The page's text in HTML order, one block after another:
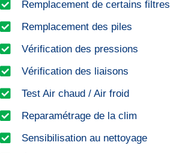
Remplacement de certains filtres
Remplacement des piles
Vérification des pressions
Vérification des liaisons
Test Air chaud / Air froid
Reparamétrage de la clim
Sensibilisation au nettoyage